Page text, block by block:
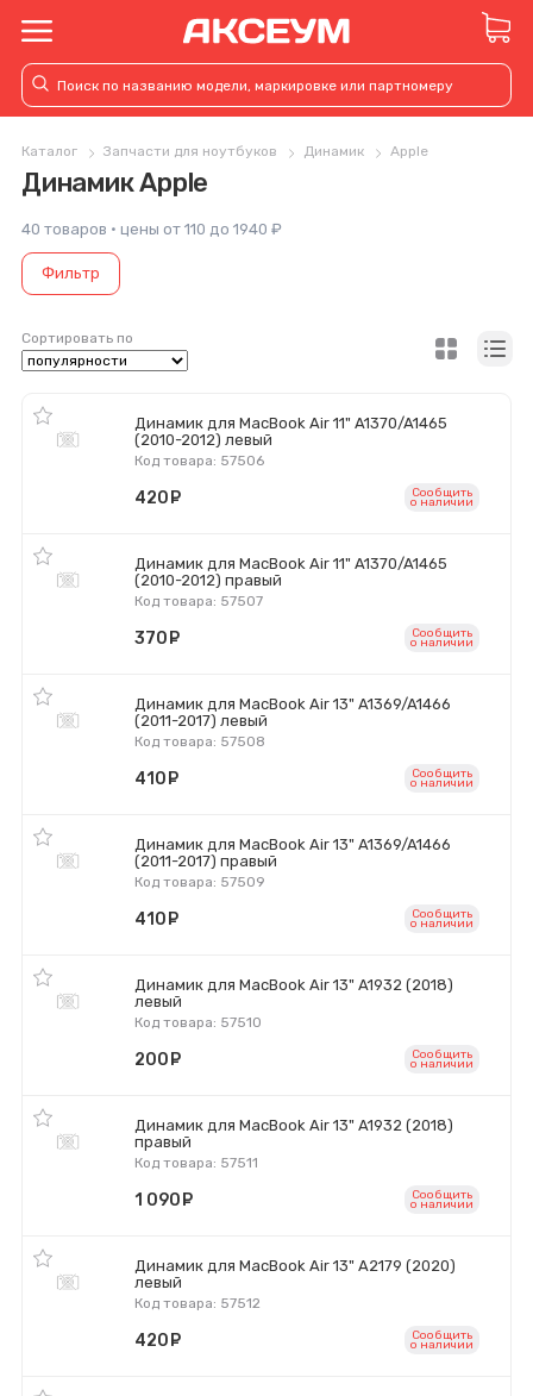
Каталог Запчасти для ноутбуков Динамик Apple
Динамик Apple
40 товаров · цены от 110 до 1940 ₽
Фильтр
Сортировать по
Динамик для MacBook Air 11" A1370/A1465
(2010-2012) левый
Код товара: 57506
420 Сообщить
o наличии
Динамик для MacBook Air 11" A1370/A1465
(2010-2012) правый
Код товара: 57507
370 Сообщить
o наличии
Динамик для MacBook Air 13" A1369/A1466
(2011-2017) левый
Код товара: 57508
410 Сообщить
o наличии
Динамик для MacBook Air 13" A1369/A1466
(2011-2017) правый
Код товара: 57509
410 Сообщить
o наличии
Динамик для MacBook Air 13" A1932 (2018)
левый
Код товара: 57510
200 Сообщить
o наличии
Динамик для MacBook Air 13" A1932 (2018)
правый
Код товара: 57511
1 090 Сообщить
o наличии
Динамик для MacBook Air 13" A2179 (2020)
левый
Код товара: 57512
420 Сообщить
o наличии